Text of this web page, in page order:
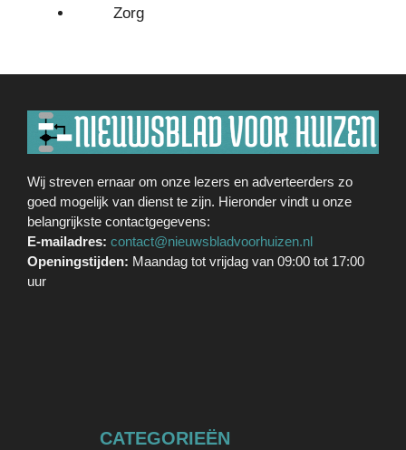
Zorg
Wij streven ernaar om onze lezers en adverteerders zo
goed mogelijk van dienst te zijn. Hieronder vindt u onze
belangrijkste contactgegevens:
E-mailadres: contact@nieuwsbladvoorhuizen.nl
Openingstijden: Maandag tot vrijdag van 09:00 tot 17:00
uur
CATEGORIEËN